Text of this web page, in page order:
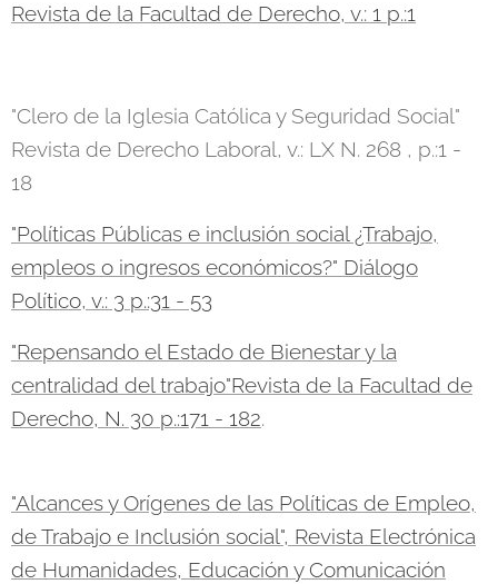
Revista de la Facultad de Derecho, v.: 1 p.:1
"Clero de la Iglesia Católica y Seguridad Social"
Revista de Derecho Laboral, v.: LX N. 268 , p.:1 -
18
"Políticas Públicas e inclusión social ¿Trabajo,
empleos o ingresos económicos?" Diálogo
Político, v.: 3 p.:31 - 53
"Repensando el Estado de Bienestar y la
centralidad del trabajo"Revista de la Facultad de
Derecho, N. 30 p.:171 - 182.
"Alcances y Orígenes de las Políticas de Empleo,
de Trabajo e Inclusión social", Revista Electrónica
de Humanidades, Educación y Comunicación